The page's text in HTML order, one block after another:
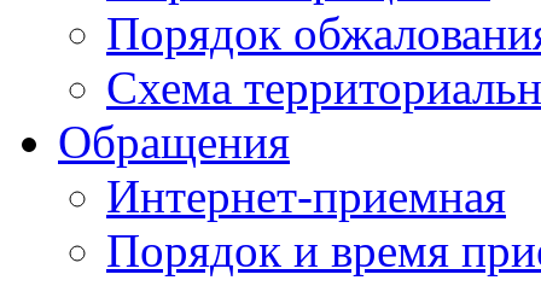
Порядок
Схема
Обращения
Интернет-приемная
Порядок и время